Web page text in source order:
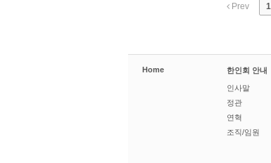
Prev 1
Home 한인회 안내
인사말
정관
연혁
조직/임원